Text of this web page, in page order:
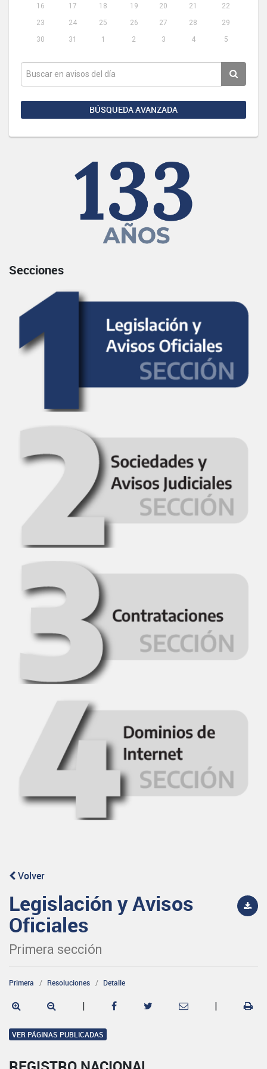
16
17 18 19 20 21
22
23
24 25 26 27 28
29
30
31 1 2 3 4 5
BÚSQUEDA AVANZADA
Secciones
Volver
Legislación y Avisos
Oficiales
Primera sección
Primera Resoluciones Detalle
| |
VER PÁGINAS PUBLICADAS